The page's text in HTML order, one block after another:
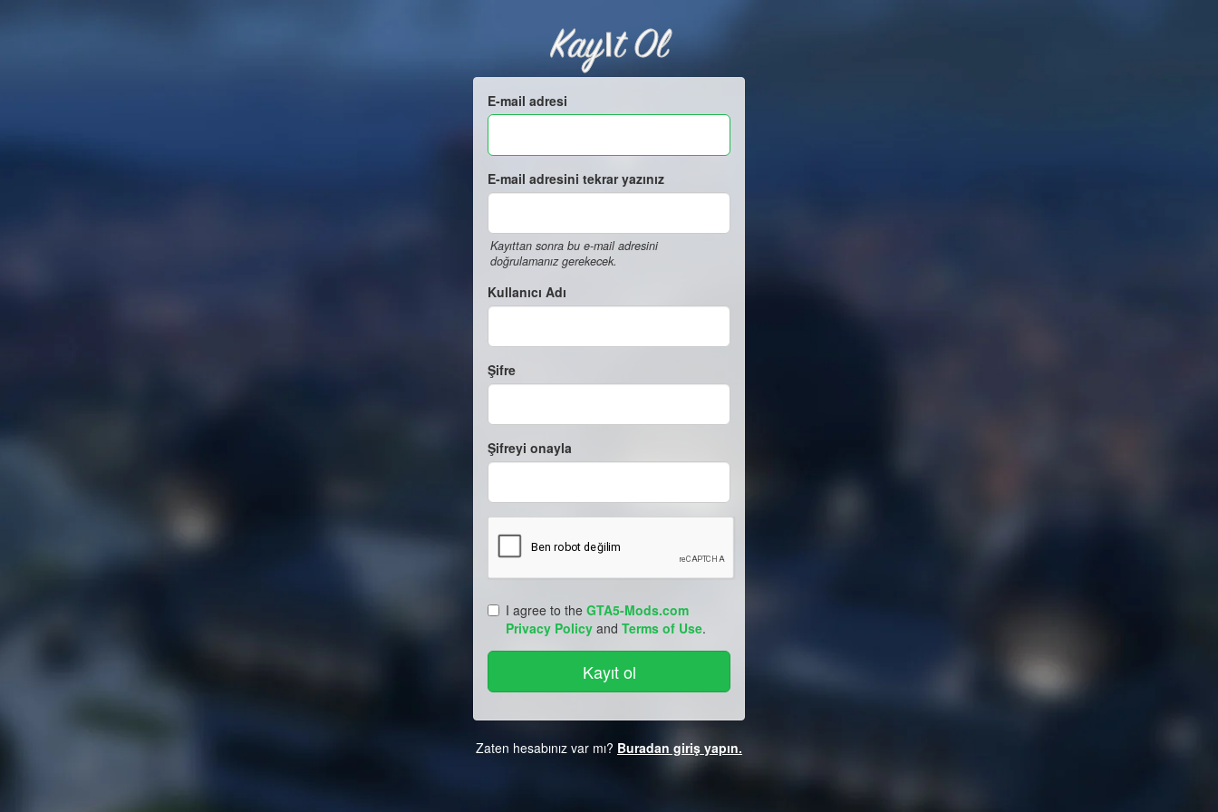
Kayıt Ol
E-mail adresi
E-mail adresini tekrar yazınız
Kayıttan sonra bu e-mail adresini
doğrulamanız gerekecek.
Kullanıcı Adı
Şifre
Şifreyi onayla
I agree to the GTA5-Mods.com
Privacy Policy and Terms of Use.
Zaten hesabınız var mı? Buradan giriş yapın.